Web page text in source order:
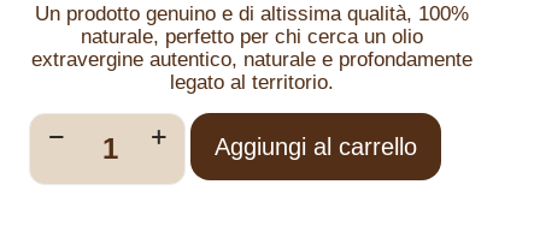
Un prodotto genuino e di altissima qualità, 100%
naturale, perfetto per chi cerca un olio
extravergine autentico, naturale e profondamente
legato al territorio.
Aggiungi al carrello